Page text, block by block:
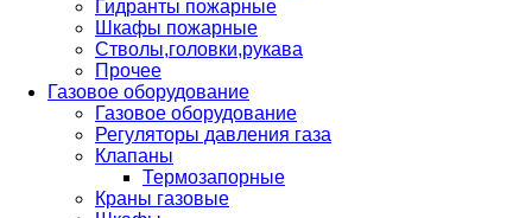
Гидранты пожарные
Шкафы пожарные
Стволы,головки,рукава
Прочее
Газовое оборудование
Газовое оборудование
Регуляторы давления газа
Клапаны
Термозапорные
Краны газовые